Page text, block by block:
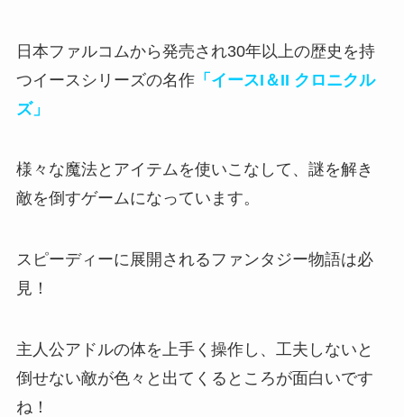
日本ファルコムから発売され30年以上の歴史を持
つイースシリーズの名作「イースI＆II クロニクル
ズ」
様々な魔法とアイテムを使いこなして、謎を解き
敵を倒すゲームになっています。
スピーディーに展開されるファンタジー物語は必
見！
主人公アドルの体を上手く操作し、 工夫しないと
倒せない敵が色々と出てくるところが面白いです
ね！